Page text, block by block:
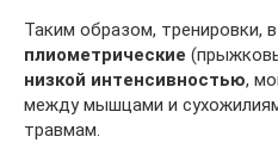
Таким образом, тренировки,
плиометрические
низкой интенсивностью,
между мышцами и
травмам.